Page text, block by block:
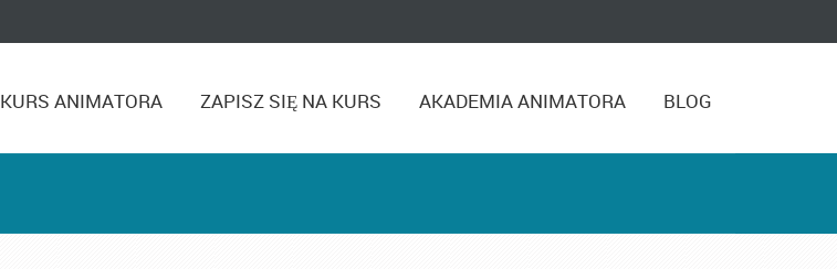
KURS ANIMATORA ZAPISZ SIĘ NA KURS AKADEMIA ANIMATORA BLOG